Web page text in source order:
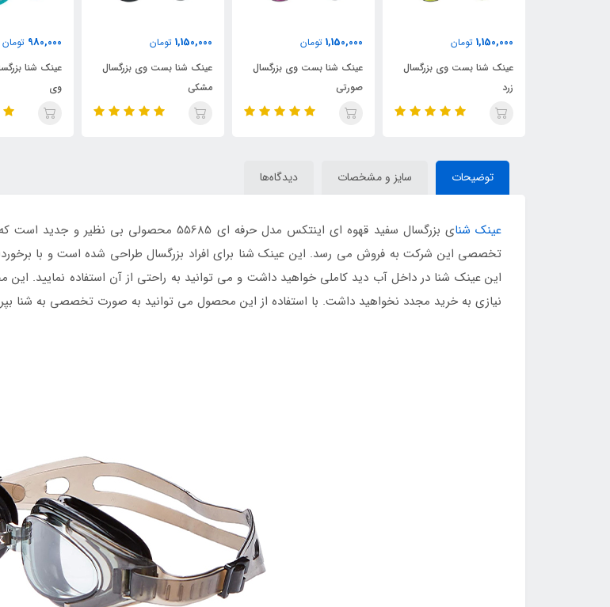
1,150,000 تومان
عینک شنا بست وی بزرگسال
زرد
1,150,000 تومان
عینک شنا بست وی بزرگسال
صورتی
1,150,000 تومان
عینک شنا بست وی بزرگسال
مشکی
980,000 تومان
عینک شنا
وی
توضیحات سایز و مشخصات دیدگاه‌ها
عینک شنا
ی بزرگسال سفید قهوه ای اینتکس مدل حرفه ای
تخصصی این شرکت به فروش می رسد. این عینک شنا برای افراد بزرگسال طراحی شده است و با
این عینک شنا در داخل آب دید کاملی خواهید داشت و می توانید به راحتی از آن استفاده نمایید. این
نیازی به خرید مجدد نخواهید داشت. با استفاده از این محصول می توانید به صورت تخصصی به شنا